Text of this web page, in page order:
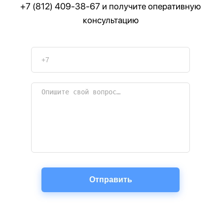
+7 (812) 409-38-67 и получите оперативную
консультацию